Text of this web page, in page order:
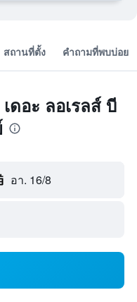
สถานที่ตั้ง คำถามที่พบบ่อย
ดอะ ลอเรลส์ บี
อา. 16/8